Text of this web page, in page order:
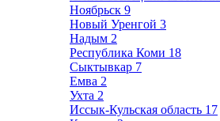
Ноябрьск 9
Новый Уренгой 3
Надым 2
Республика Коми 18
Сыктывкар 7
Емва 2
Ухта 2
Иссык-Кульская область 17